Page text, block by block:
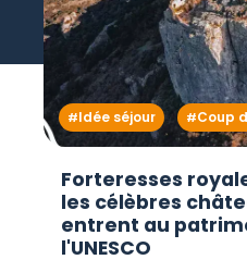
Forteresses
les célèbres
entrent au
l'UNESCO
Idée séjour Coup